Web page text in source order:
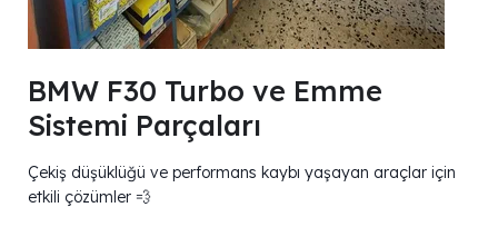
BMW F30 Turbo ve Emme
Sistemi Parçaları
Çekiş düşüklüğü ve performans kaybı yaşayan araçlar için
etkili çözümler 💨